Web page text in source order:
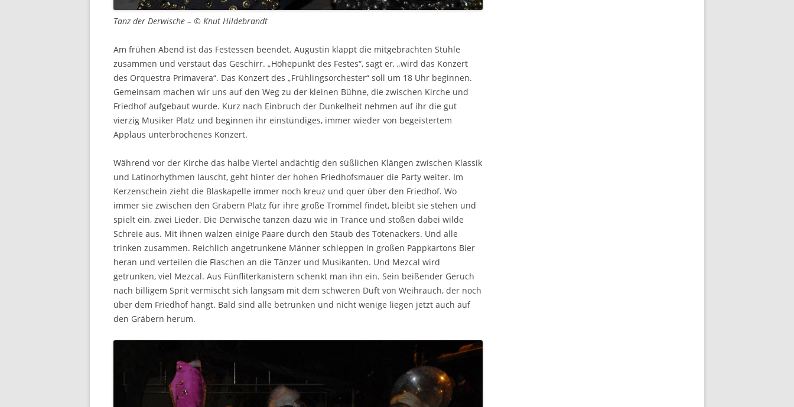
Tanz der Derwische – © Knut Hildebrandt
Am frühen Abend ist das Festessen beendet. Augustin klappt die mitgebrachten Stühle
zusammen und verstaut das Geschirr. „Höhepunkt des Festes“, sagt er, „wird das Konzert
des Orquestra Primavera“. Das Konzert des „Frühlingsorchester“ soll um 18 Uhr beginnen.
Gemeinsam machen wir uns auf den Weg zu der kleinen Bühne, die zwischen Kirche und
Friedhof aufgebaut wurde. Kurz nach Einbruch der Dunkelheit nehmen auf ihr die gut
vierzig Musiker Platz und beginnen ihr einstündiges, immer wieder von begeistertem
Applaus unterbrochenes Konzert.
Während vor der Kirche das halbe Viertel andächtig den süßlichen Klängen zwischen Klassik
und Latinorhythmen lauscht, geht hinter der hohen Friedhofsmauer die Party weiter. Im
Kerzenschein zieht die Blaskapelle immer noch kreuz und quer über den Friedhof. Wo
immer sie zwischen den Gräbern Platz für ihre große Trommel findet, bleibt sie stehen und
spielt ein, zwei Lieder. Die Derwische tanzen dazu wie in Trance und stoßen dabei wilde
Schreie aus. Mit ihnen walzen einige Paare durch den Staub des Totenackers. Und alle
trinken zusammen. Reichlich angetrunkene Männer schleppen in großen Pappkartons Bier
heran und verteilen die Flaschen an die Tänzer und Musikanten. Und Mezcal wird
getrunken, viel Mezcal. Aus Fünfliterkanistern schenkt man ihn ein. Sein beißender Geruch
nach billigem Sprit vermischt sich langsam mit dem schweren Duft von Weihrauch, der noch
über dem Friedhof hängt. Bald sind alle betrunken und nicht wenige liegen jetzt auch auf
den Gräbern herum.